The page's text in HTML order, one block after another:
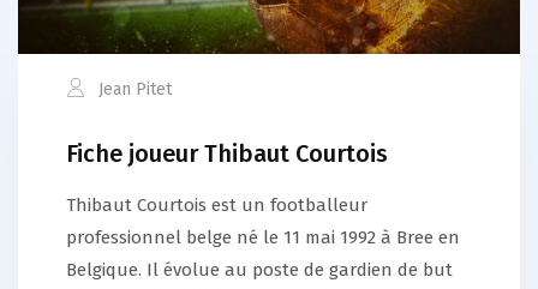
Jean Pitet
Fiche joueur Thibaut Courtois
Thibaut Courtois est un footballeur
professionnel belge né le 11 mai 1992 à Bree en
Belgique. Il évolue au poste de gardien de but